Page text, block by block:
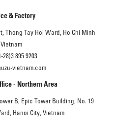
& Factory
Thong Tay Hoi Ward, Ho Chi Minh
28)3 895 9203
vietnam.com
- Northern Area
B, Epic Tower Building, No. 19
Hanoi City, Vietnam